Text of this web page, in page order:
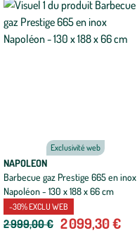
Exclusivité web
NAPOLEON
Barbecue gaz Prestige 665 en inox
Napoléon - 130 x 188 x 66 cm
-30% EXCLU WEB
2 999,00 € 2 099,30 €